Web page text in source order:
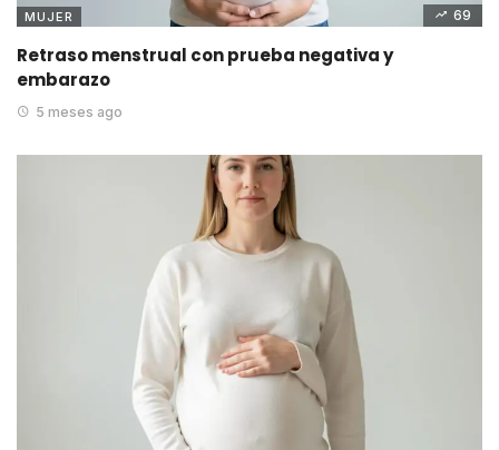
MUJER 69
Retraso menstrual con prueba negativa y
embarazo
5 meses ago